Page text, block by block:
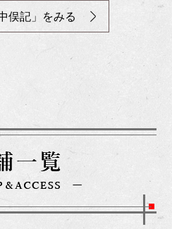
俣記」をみる